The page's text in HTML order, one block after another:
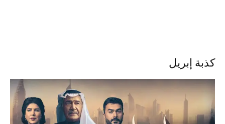
كذبة إبريل